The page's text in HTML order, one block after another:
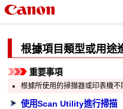
根據項目類型或用途
重要事項
根據所使用的掃描器或印表機不
使用Scan Utility進行掃描